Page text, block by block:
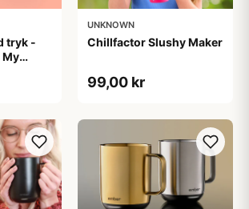
tryk -
My
UNKNOWN
Chillfactor Slushy Maker
99,00 kr